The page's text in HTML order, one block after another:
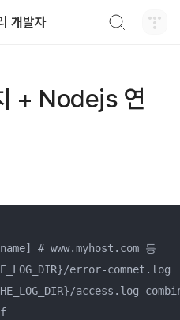
개발자
+ Nodejs 연
# www.myhost.com 등
error-comnet.log
access.log